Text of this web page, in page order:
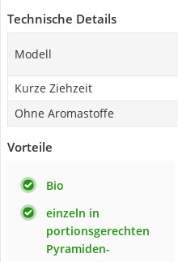
Technische Details
Modell
Kurze Ziehzeit
Ohne Aromastoffe
Vorteile
Bio
einzeln in
portionsgerechten
Pyramiden-